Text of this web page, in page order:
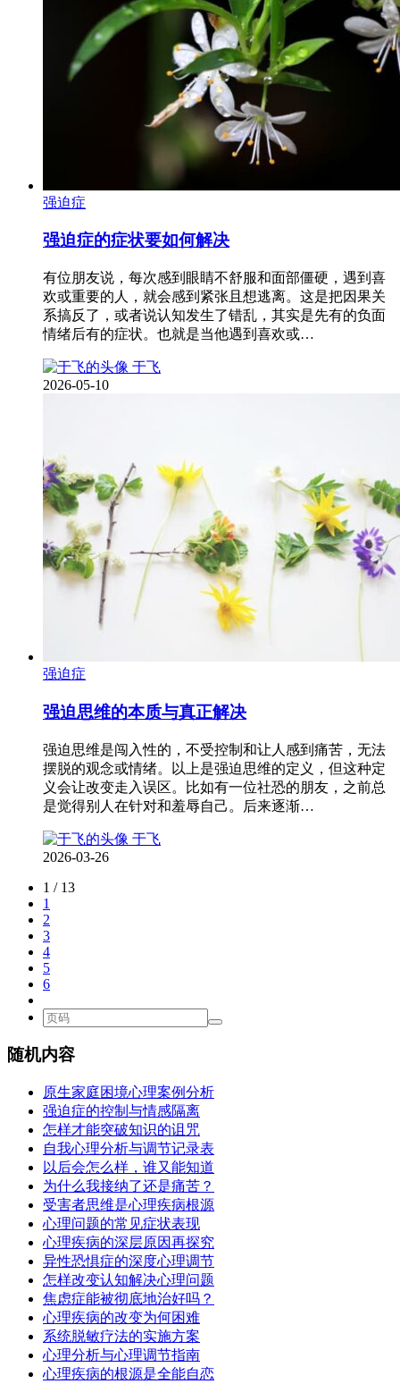
强迫症
强迫症的症状要如何解决
有位朋友说，每次感到眼睛不舒服和面部僵硬，遇到喜
欢或重要的人，就会感到紧张且想逃离。这是把因果关
系搞反了，或者说认知发生了错乱，其实是先有的负面
情绪后有的症状。也就是当他遇到喜欢或…
于飞
2026-05-10
强迫症
强迫思维的本质与真正解决
强迫思维是闯入性的，不受控制和让人感到痛苦，无法
摆脱的观念或情绪。以上是强迫思维的定义，但这种定
义会让改变走入误区。比如有一位社恐的朋友，之前总
是觉得别人在针对和羞辱自己。后来逐渐…
于飞
2026-03-26
1 / 13
1
2
3
4
5
6
随机内容
原生家庭困境心理案例分析
强迫症的控制与情感隔离
怎样才能突破知识的诅咒
自我心理分析与调节记录表
以后会怎么样，谁又能知道
为什么我接纳了还是痛苦？
受害者思维是心理疾病根源
心理问题的常见症状表现
心理疾病的深层原因再探究
异性恐惧症的深度心理调节
怎样改变认知解决心理问题
焦虑症能被彻底地治好吗？
心理疾病的改变为何困难
系统脱敏疗法的实施方案
心理分析与心理调节指南
心理疾病的根源是全能自恋